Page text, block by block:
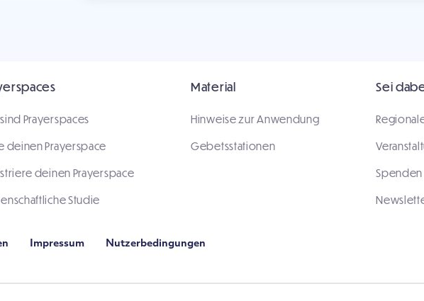
Prayerspaces
deinen Prayerspace
deinen Prayerspace
Studie
Material
Hinweise zur Anwendung
Gebetsstationen
Sei
Spenden
Impressum Nutzerbedingungen